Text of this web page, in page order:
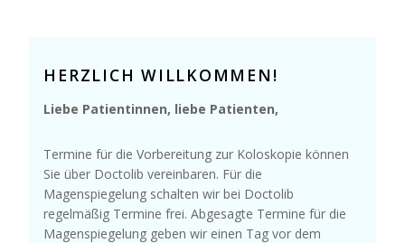
HERZLICH WILLKOMMEN!
Liebe Patientinnen, liebe Patienten,
Termine für die Vorbereitung zur Koloskopie können
Sie über Doctolib vereinbaren. Für die
Magenspiegelung schalten wir bei Doctolib
regelmäßig Termine frei. Abgesagte Termine für die
Magenspiegelung geben wir einen Tag vor dem